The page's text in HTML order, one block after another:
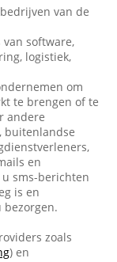
van de
software,
logistiek,
om
te brengen of te
andere
buitenlandse
en
sms-berichten
is en
zoals
) en